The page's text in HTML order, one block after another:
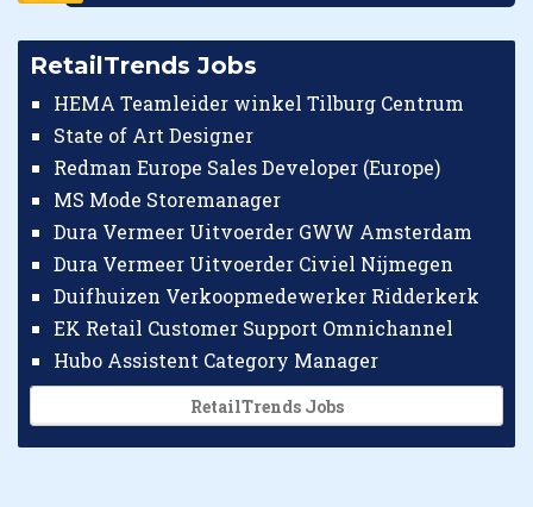
RetailTrends Jobs
HEMA Teamleider winkel Tilburg Centrum
State of Art Designer
Redman Europe Sales Developer (Europe)
MS Mode Storemanager
Dura Vermeer Uitvoerder GWW Amsterdam
Dura Vermeer Uitvoerder Civiel Nijmegen
Duifhuizen Verkoopmedewerker Ridderkerk
EK Retail Customer Support Omnichannel
Hubo Assistent Category Manager
RetailTrends Jobs